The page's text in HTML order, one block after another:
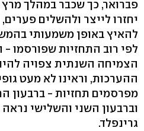
פברואר, כך שכבר במהלך
יחזרו לייצר ולהשלים
להאיץ באופן משמעותי
לפי רוב התחזיות שפורסמו
הצמיחה השנתית צפויה
ההערכות, וראינו לא מעט
מפרסמים תחזיות - ברבעון
וברבעון השני והשלישי
גרינפלד.